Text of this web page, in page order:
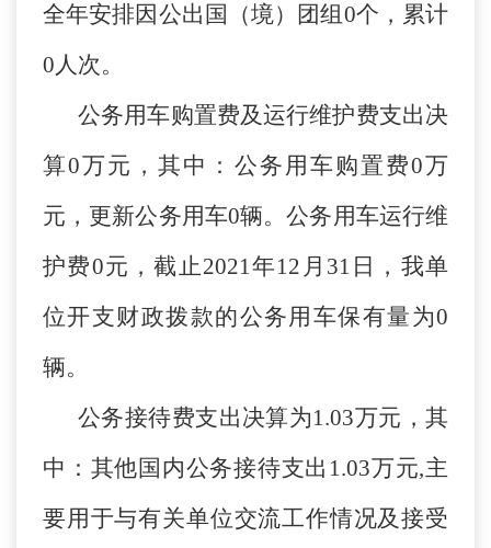
全年安排因公出国（境）团组0个，累计
0人次。
公务用车购置费及运行维护费支出决
算0万元，其中：公务用车购置费0万
元，更新公务用车0辆。公务用车运行维
护费0元，截止2021年12月31日，我单
位开支财政拨款的公务用车保有量为0
辆。
公务接待费支出决算为1.03万元，其
中：其他国内公务接待支出1.03万元,主
要用于与有关单位交流工作情况及接受